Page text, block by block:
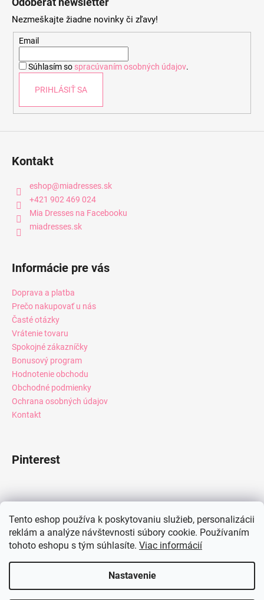
Tento eshop používa k poskytovaniu služieb, personalizácii
reklám a analýze návštevnosti súbory cookie. Používaním
tohoto eshopu s tým súhlasíte. Viac informácií
Nastavenie
Nezmeškajte žiadne novinky či zľavy!
Email
Súhlasím so spracúvaním osobných údajov.
PRIHLÁSIŤ SA
Kontakt
eshop@miadresses.sk
+421 902 469 024
Mia Dresses na Facebooku
miadresses.sk
Informácie pre vás
Doprava a platba
Prečo nakupovať u nás
Časté otázky
Vrátenie tovaru
Spokojné zákazníčky
Bonusový program
Hodnotenie obchodu
Obchodné podmienky
Ochrana osobných údajov
Kontakt
Pinterest
Instagram